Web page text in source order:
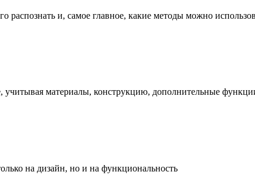
распознать и, самое главное, какие методы можно
учитывая материалы, конструкцию, дополнительные
на дизайн, но и на функциональность